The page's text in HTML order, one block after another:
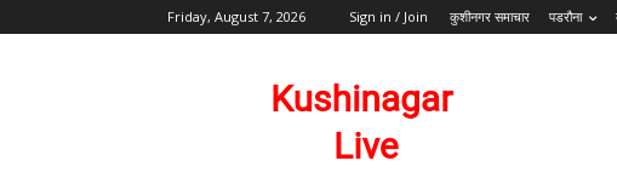
Friday, August 7, 2026 Sign in / Join कुशीनगर समाचार पडरौना